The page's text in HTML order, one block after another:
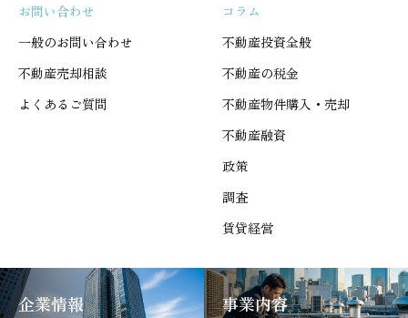
お問い合わせ
一般のお問い合わせ
不動産売却相談
よくあるご質問
コラム
不動産投資全般
不動産の税金
不動産物件購入・売却
不動産融資
政策
調査
賃貸経営
企業情報 事業内容